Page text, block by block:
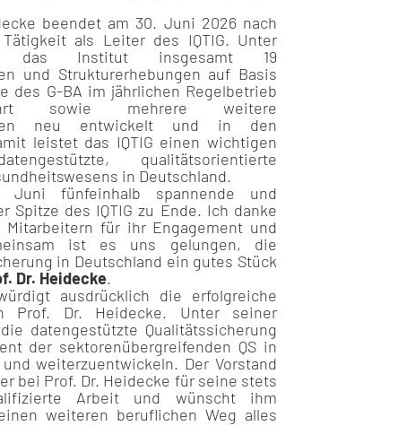
beendet am 30. Juni 2026 nach
als Leiter des IQTIG. Unter
das Institut insgesamt 19
und Strukturerhebungen auf Basis
des G-BA im jährlichen Regelbetrieb
sowie mehrere weitere
neu entwickelt und in den
leistet das IQTIG einen wichtigen
qualitätsorientierte
in Deutschland.
fünfeinhalb spannende und
Spitze des IQTIG zu Ende. Ich danke
für ihr Engagement und
ist es uns gelungen, die
in Deutschland ein gutes Stück
Dr. Heidecke.
ausdrücklich die erfolgreiche
Prof. Dr. Heidecke. Unter seiner
datengestützte Qualitätssicherung
der sektorenübergreifenden QS in
weiterzuentwickeln. Der Vorstand
bei Prof. Dr. Heidecke für seine stets
Arbeit und wünscht ihm
weiteren beruflichen Weg alles